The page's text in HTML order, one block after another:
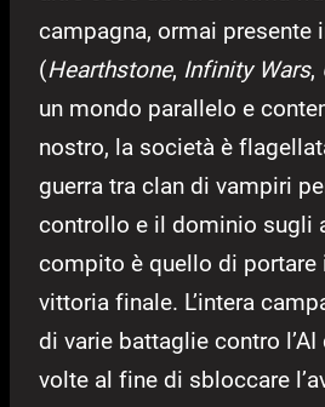
campagna, ormai presente
(Hearthstone, Infinity Wars,
un mondo parallelo e
nostro, la società è
guerra tra clan di vampiri
controllo e il dominio sugli
compito è quello di portare
vittoria finale. L’intera
di varie battaglie contro
volte al fine di sbloccare